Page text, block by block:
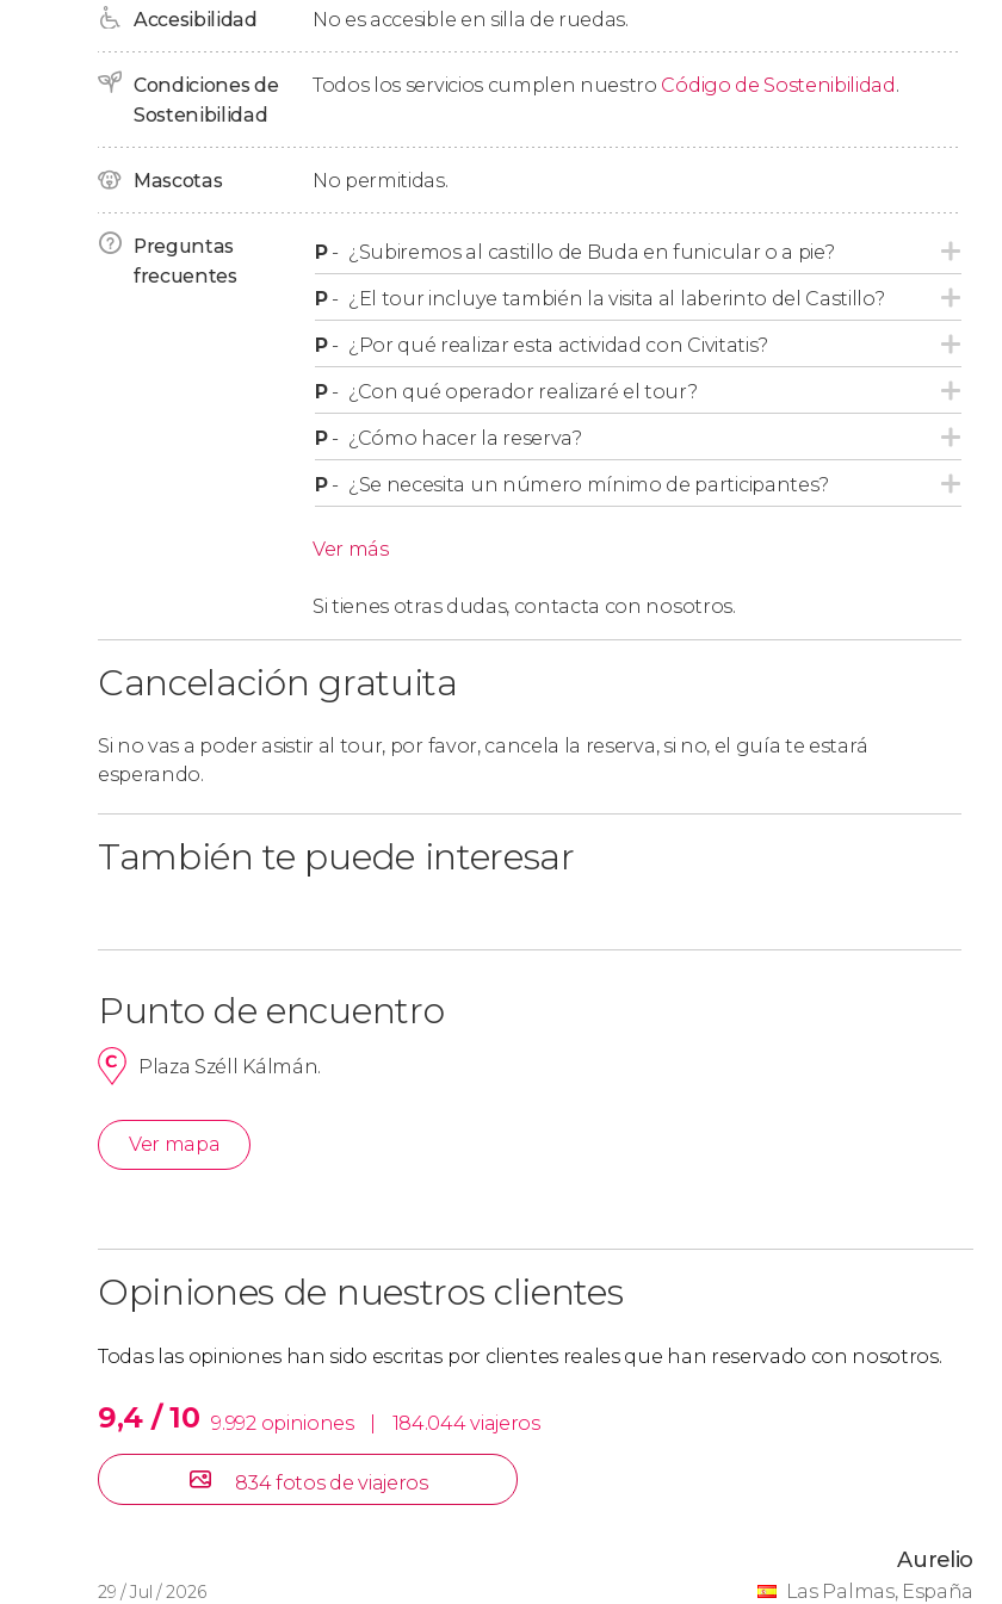
Por último, alcanzaremos la Plaza de San Jorgey haremos una breve parada en la
de Matíaspara conocer la hermosa leyenda que envuelve a sus personajes.
Allí pondremos fin al free tour por el castillo de Buda.
Grupos
En nuestro free tour no se admiten grupos de más de 6 personas, aunque se hagan en
distintas reservas.
Accesibilidad No es accesible en silla de ruedas.
Condiciones de
Sostenibilidad
Todos los servicios cumplen nuestro Código de Sostenibilidad .
Mascotas No permitidas.
Preguntas
frecuentes
P- ¿Subiremos al castillo de Buda en funicular o a pie?
P- ¿El tour incluye también la visita al laberinto del Castillo?
P- ¿Por qué realizar esta actividad con Civitatis?
P- ¿Con qué operador realizaré el tour?
P- ¿Cómo hacer la reserva?
P- ¿Se necesita un número mínimo de participantes?
Ver más
Si tienes otras dudas, contacta con nosotros.
Cancelación gratuita
Si no vas a poder asistir al tour, por favor, cancela la reserva, si no, el guía te estará
esperando.
También te puede interesar
Punto de encuentro
Plaza Széll Kálmán.
Ver mapa
Opiniones de nuestros clientes
Todas las opiniones han sido escritas por clientes reales que han reservado con nosotros.
9,4 / 10 9.992 opiniones 184.044 viajeros
834 fotos de viajeros
29 / Jul / 2026
Aurelio
Las Palmas, España